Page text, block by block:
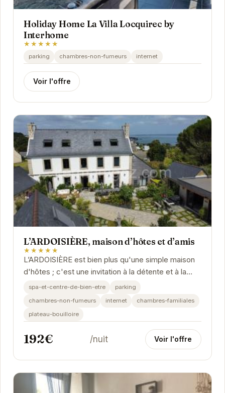
Holiday Home La Villa Locquirec by
Interhome
★★★★★
parking chambres-non-fumeurs internet
Voir l'offre
L’ARDOISIÈRE, maison d’hôtes et d’amis
★★★★★
L’ARDOISIÈRE est bien plus qu'une simple maison
d'hôtes ; c'est une invitation à la détente et à la
découverte. Son emplacement privilégié...
spa-et-centre-de-bien-etre
parking
chambres-non-fumeurs
internet
chambres-familiales
plateau-bouilloire
192€ /nuit Voir l'offre